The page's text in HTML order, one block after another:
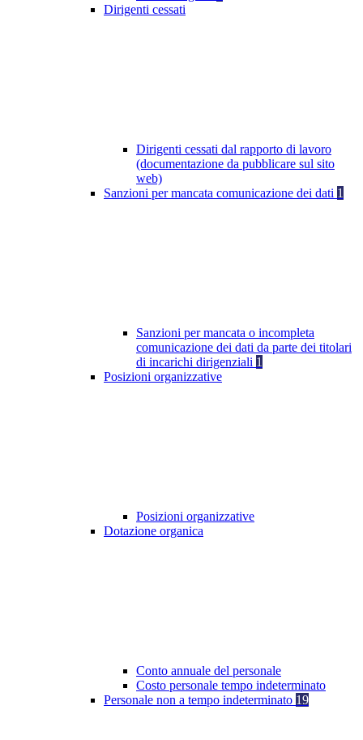
Dirigenti cessati
Dirigenti cessati dal rapporto di lavoro
(documentazione da pubblicare sul sito
web)
Sanzioni per mancata comunicazione dei dati 1
Sanzioni per mancata o incompleta
comunicazione dei dati da parte dei titolari
di incarichi dirigenziali 1
Posizioni organizzative
Posizioni organizzative
Dotazione organica
Conto annuale del personale
Costo personale tempo indeterminato
Personale non a tempo indeterminato 19